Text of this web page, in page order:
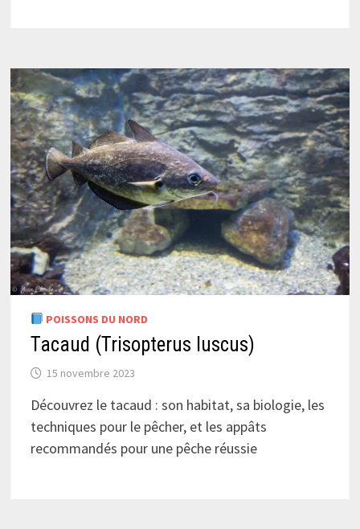
POISSONS DU NORD
Tacaud (Trisopterus luscus)
15 novembre 2023
Découvrez le tacaud : son habitat, sa biologie, les
techniques pour le pêcher, et les appâts
recommandés pour une pêche réussie